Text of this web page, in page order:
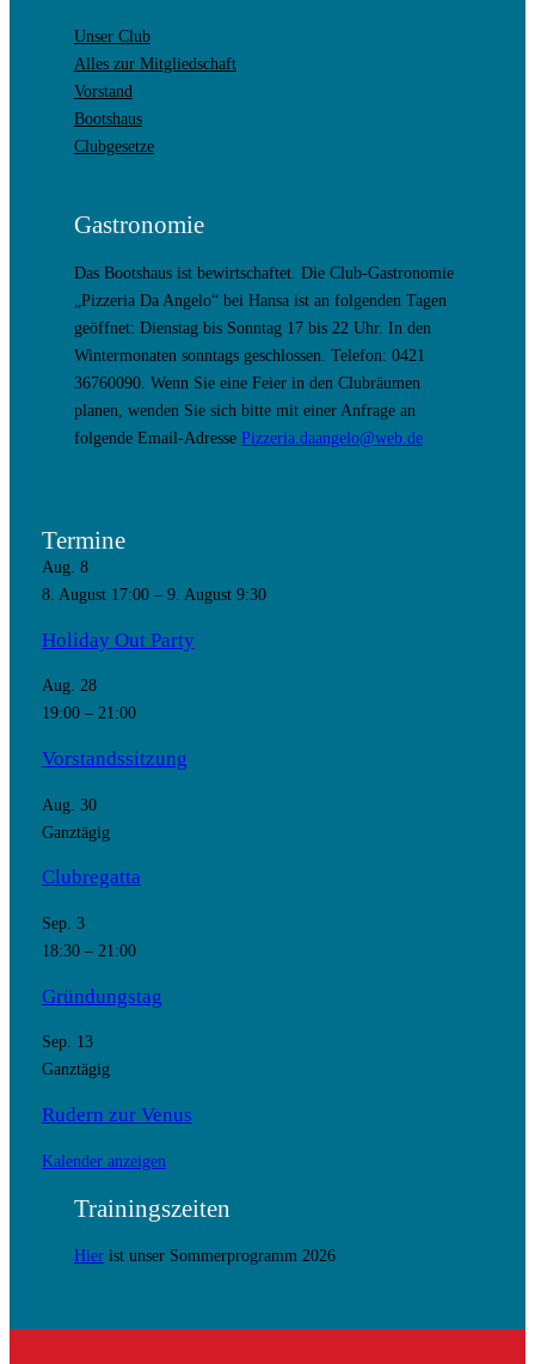
Unser Club
Alles zur Mitgliedschaft
Vorstand
Bootshaus
Clubgesetze
Gastronomie
Das Bootshaus ist bewirtschaftet. Die Club-Gastronomie
„Pizzeria Da Angelo“ bei Hansa ist an folgenden Tagen
geöffnet: Dienstag bis Sonntag 17 bis 22 Uhr. In den
Wintermonaten sonntags geschlossen. Telefon: 0421
36760090. Wenn Sie eine Feier in den Clubräumen
planen, wenden Sie sich bitte mit einer Anfrage an
folgende Email-Adresse Pizzeria.daangelo@web.de
Termine
Aug. 8
8. August 17:00– 9. August 9:30
Holiday Out Party
Aug. 28
19:00– 21:00
Vorstandssitzung
Aug. 30
Ganztägig
Clubregatta
Sep. 3
18:30– 21:00
Gründungstag
Sep. 13
Ganztägig
Rudern zur Venus
Kalender anzeigen
Trainingszeiten
Hierist unser Sommerprogramm 2026